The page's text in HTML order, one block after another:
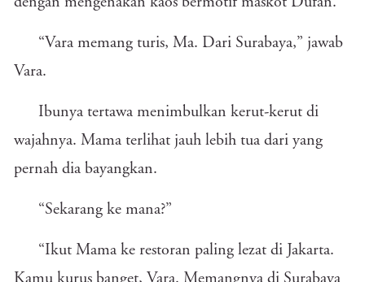
“Vara memang turis, Ma. Dari Surabaya,” jawab
Vara.
Ibunya tertawa menimbulkan kerut-kerut di
wajahnya. Mama terlihat jauh lebih tua dari yang
pernah dia bayangkan.
“Sekarang ke mana?”
“Ikut Mama ke restoran paling lezat di Jakarta.
Kamu kurus banget, Vara. Memangnya di Surabaya